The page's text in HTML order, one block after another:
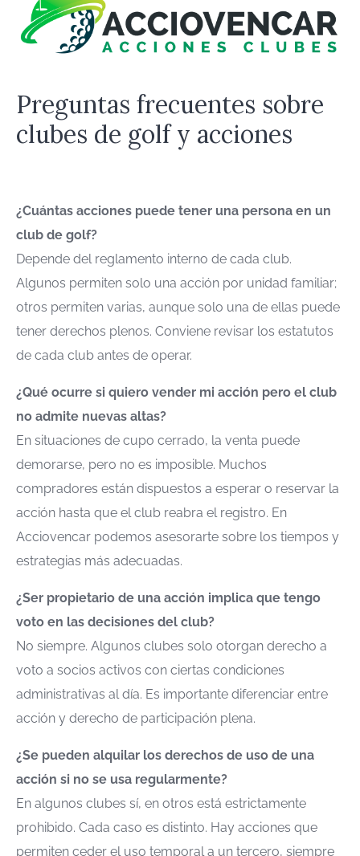
Preguntas frecuentes sobre
clubes de golf y acciones
¿Cuántas acciones puede tener una persona en un
club de golf?
Depende del reglamento interno de cada club.
Algunos permiten solo una acción por unidad familiar;
otros permiten varias, aunque solo una de ellas puede
tener derechos plenos. Conviene revisar los estatutos
de cada club antes de operar.
¿Qué ocurre si quiero vender mi acción pero el club
no admite nuevas altas?
En situaciones de cupo cerrado, la venta puede
demorarse, pero no es imposible. Muchos
compradores están dispuestos a esperar o reservar la
acción hasta que el club reabra el registro. En
Acciovencar podemos asesorarte sobre los tiempos y
estrategias más adecuadas.
¿Ser propietario de una acción implica que tengo
voto en las decisiones del club?
No siempre. Algunos clubes solo otorgan derecho a
voto a socios activos con ciertas condiciones
administrativas al día. Es importante diferenciar entre
acción y derecho de participación plena.
¿Se pueden alquilar los derechos de uso de una
acción si no se usa regularmente?
En algunos clubes sí, en otros está estrictamente
prohibido. Cada caso es distinto. Hay acciones que
permiten ceder el uso temporal a un tercero, siempre